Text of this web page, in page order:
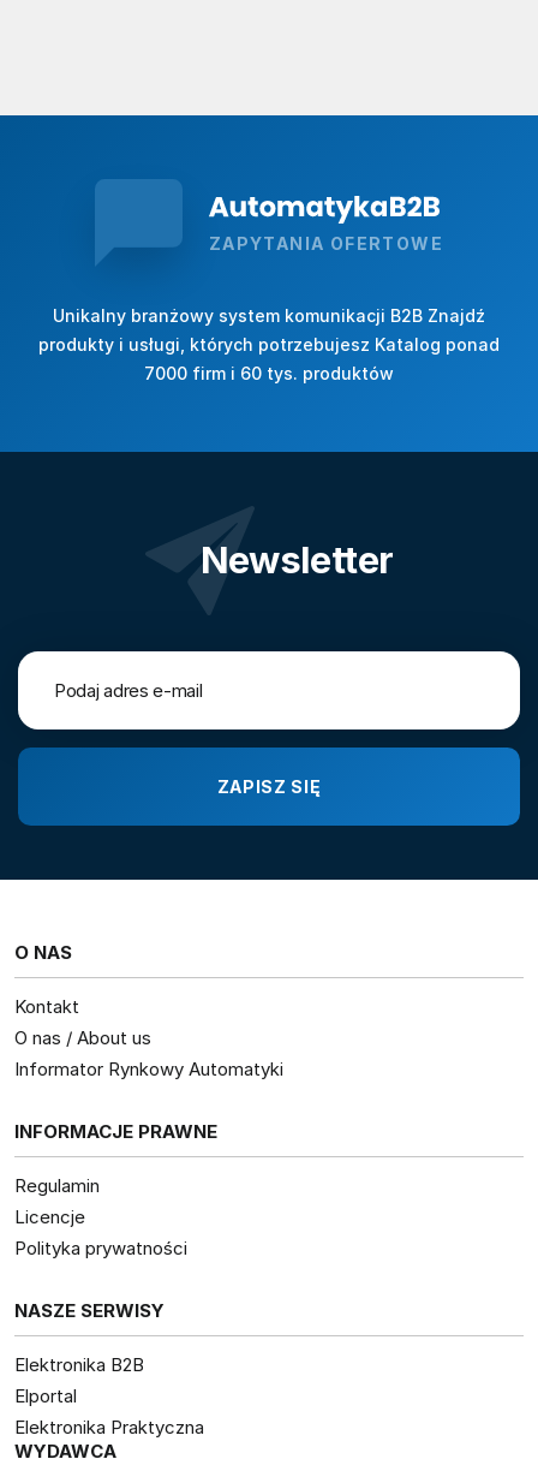
ZAPYTANIA OFERTOWE
Unikalny branżowy system komunikacji B2B Znajdź
produkty i usługi, których potrzebujesz Katalog ponad
7000 firm i 60 tys. produktów
Newsletter
O NAS
Kontakt
O nas / About us
Informator Rynkowy Automatyki
INFORMACJE PRAWNE
Regulamin
Licencje
Polityka prywatności
NASZE SERWISY
Elektronika B2B
Elportal
Elektronika Praktyczna
WYDAWCA